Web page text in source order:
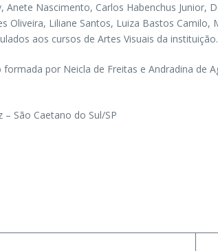
Nascimento, Carlos Habenchus
Oliveira, Liliane Santos, Luiza Bastos
aos cursos de Artes Visuais da instituição.
por Neicla de Freitas e Andradina de
São Caetano do Sul/SP